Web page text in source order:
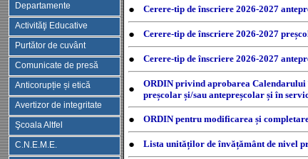
Departamente
Activităţi Educative
Purtător de cuvânt
Comunicate de presă
Anticorupție și etică
Avertizor de integritate
Şcoala Altfel
C.N.E.M.E.
● Cerere-tip de înscriere 2026-2027
● Cerere-tip de înscriere 2026-2027
● Cerere-tip de înscriere 2026-2027
● ORDIN privind aprobarea
preșcolar și/sau antepreșcolar și în
● ORDIN pentru modificarea și
● Lista unităților de învățământ de nivel